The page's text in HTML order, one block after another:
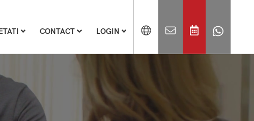
CONTACT LOGIN